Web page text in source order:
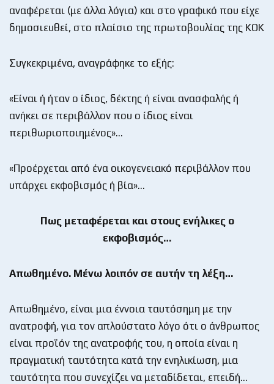
αναφέρεται (με άλλα λόγια) και στο γραφικό που είχε
δημοσιευθεί, στο πλαίσιο της πρωτοβουλίας της ΚΟΚ
Συγκεκριμένα, αναγράφηκε το εξής:
«Είναι ή ήταν ο ίδιος, δέκτης ή είναι ανασφαλής ή
ανήκει σε περιβάλλον που ο ίδιος είναι
περιθωριοποιημένος»…
«Προέρχεται από ένα οικογενειακό περιβάλλον που
υπάρχει εκφοβισμός ή βία»…
Πως μεταφέρεται και στους ενήλικες ο
εκφοβισμός…
Απωθημένο. Μένω λοιπόν σε αυτήν τη λέξη…
Απωθημένο, είναι μια έννοια ταυτόσημη με την
ανατροφή, για τον απλούστατο λόγο ότι ο άνθρωπος
είναι προϊόν της ανατροφής του, η οποία είναι η
πραγματική ταυτότητα κατά την ενηλικίωση, μια
ταυτότητα που συνεχίζει να μεταδίδεται, επειδή…